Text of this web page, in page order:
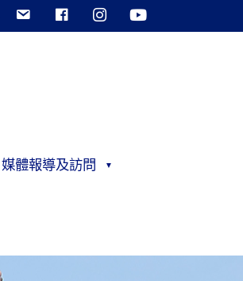
媒體報導及訪問